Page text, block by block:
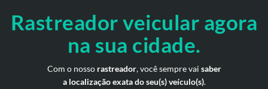
Rastreador veicular agora
na sua cidade.
Com o nosso rastreador, você sempre vai saber
a localização exata do seu(s) veículo(s).